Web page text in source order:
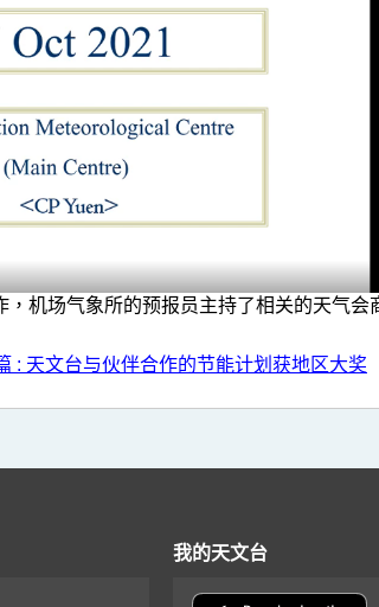
机场气象所的预报员主持了相关的天气
: 天文台与伙伴合作的节能计划获地区大奖
我的天文台